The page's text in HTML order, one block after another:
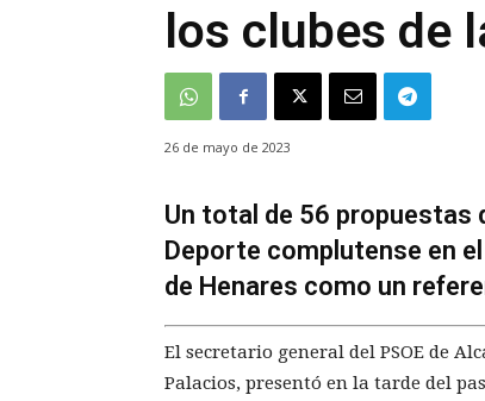
los clubes de
26 de mayo de 2023
Un total de 56 propuestas
Deporte complutense en
de Henares como un
El secretario general del PSOE de
Palacios, presentó en la tarde del